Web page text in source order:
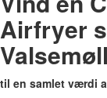
Airfryer
til en samlet værdi